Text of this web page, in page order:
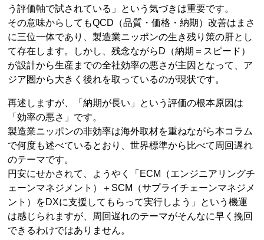
う評価軸で試されている」という気づきは重要です。
その意味からしてもQCD（品質・価格・納期）改善はまさ
に三位一体であり、製造業ニッポンの生き残り策の肝とし
て存在します。しかし、残念ながらD（納期＝スピード）
が設計から生産までの全社効率の悪さが主因となって、ア
ジア圏から大きく後れを取っているのが現状です。
再述しますが、「納期が長い」という評価の根本原因は
「効率の悪さ」です。
製造業ニッポンの非効率は海外取材を重ねながら本コラム
で何度も述べているとおり、世界標準から比べて周回遅れ
のテーマです。
円安にせかされて、ようやく「ECM（エンジニアリングチ
ェーンマネジメント）＋SCM（サプライチェーンマネジメ
ント）をDXに支援してもらって実行しよう」という機運
は感じられますが、周回遅れのテーマがそんなに早く挽回
できるわけではありません。